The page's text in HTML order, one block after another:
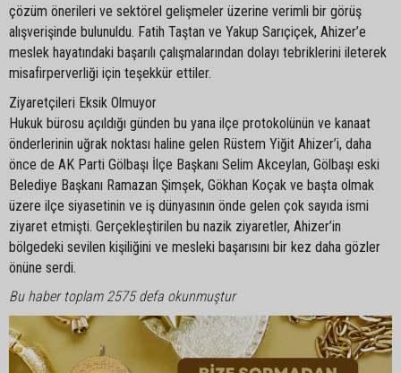
çözüm önerileri ve sektörel gelişmeler üzerine verimli bir görüş
alışverişinde bulunuldu. Fatih Taştan ve Yakup Sarıçiçek, Ahizer’e
meslek hayatındaki başarılı çalışmalarından dolayı tebriklerini ileterek
misafirperverliği için teşekkür ettiler.
Ziyaretçileri Eksik Olmuyor
Hukuk bürosu açıldığı günden bu yana ilçe protokolünün ve kanaat
önderlerinin uğrak noktası haline gelen Rüstem Yiğit Ahizer’i, daha
önce de AK Parti Gölbaşı İlçe Başkanı Selim Akceylan, Gölbaşı eski
Belediye Başkanı Ramazan Şimşek, Gökhan Koçak ve başta olmak
üzere ilçe siyasetinin ve iş dünyasının önde gelen çok sayıda ismi
ziyaret etmişti. Gerçekleştirilen bu nazik ziyaretler, Ahizer’in
bölgedeki sevilen kişiliğini ve mesleki başarısını bir kez daha gözler
önüne serdi.
Bu haber toplam 2575 defa okunmuştur